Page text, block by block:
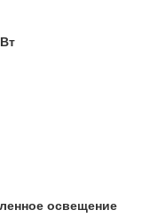
освещение